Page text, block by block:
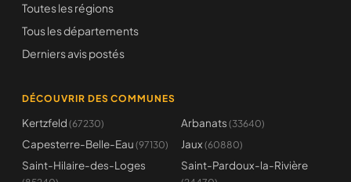
Toutes les régions
Tous les départements
Derniers avis postés
DÉCOUVRIR DES COMMUNES
Kertzfeld (67230) Arbanats (33640)
Capesterre-Belle-Eau (97130) Jaux (60880)
Saint-Hilaire-des-Loges Saint-Pardoux-la-Rivière